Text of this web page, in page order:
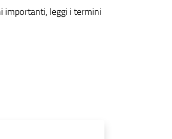
importanti, leggi i termini